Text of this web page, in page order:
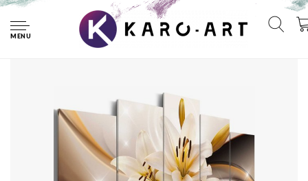
MENU
Afbeelding op acrylglas - Lelie, Bruin/Geel, 5luik